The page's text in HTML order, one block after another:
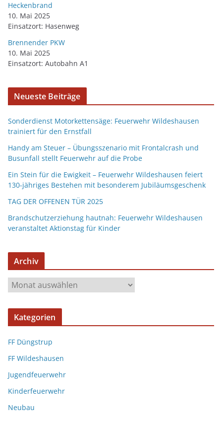
Heckenbrand
10. Mai 2025
Einsatzort: Hasenweg
Brennender PKW
10. Mai 2025
Einsatzort: Autobahn A1
Neueste Beiträge
Sonderdienst Motorkettensäge: Feuerwehr Wildeshausen
trainiert für den Ernstfall
Handy am Steuer – Übungsszenario mit Frontalcrash und
Busunfall stellt Feuerwehr auf die Probe
Ein Stein für die Ewigkeit – Feuerwehr Wildeshausen feiert
130-jähriges Bestehen mit besonderem Jubiläumsgeschenk
TAG DER OFFENEN TÜR 2025
Brandschutzerziehung hautnah: Feuerwehr Wildeshausen
veranstaltet Aktionstag für Kinder
Archiv
Kategorien
FF Düngstrup
FF Wildeshausen
Jugendfeuerwehr
Kinderfeuerwehr
Neubau